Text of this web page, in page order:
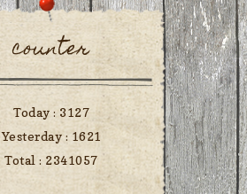
counter
Today : 3127
Yesterday : 1621
Total : 2341057